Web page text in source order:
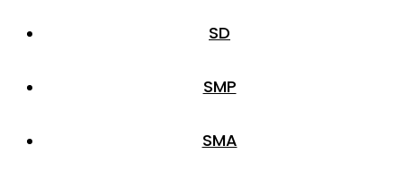
SD
SMP
SMA